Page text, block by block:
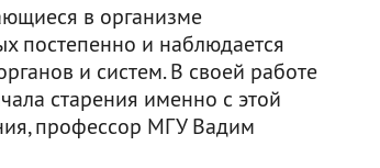
в организме
постепенно и наблюдается
и систем. В своей работе
старения именно с этой
профессор МГУ Вадим